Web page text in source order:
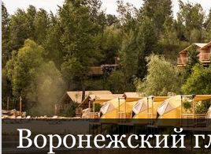
Воронежский